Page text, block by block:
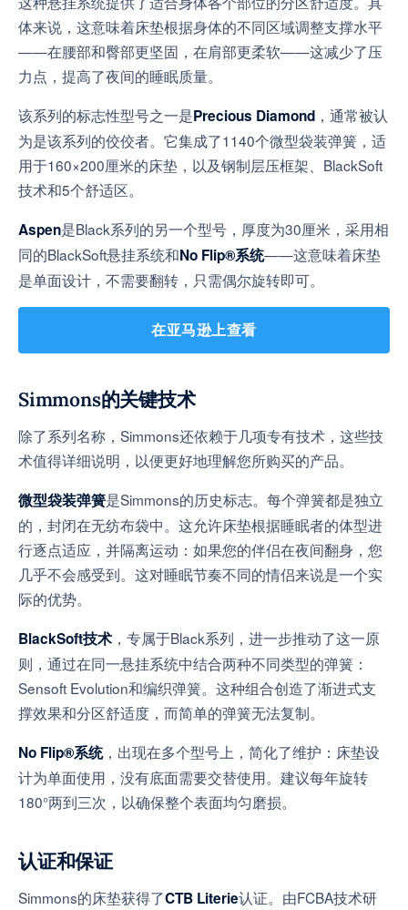
体来说，这意味着床垫根据身体的不同区域调整支撑水平
——在腰部和臀部更坚固，在肩部更柔软——这减少了压
力点，提高了夜间的睡眠质量。
该系列的标志性型号之一是Precious Diamond ，通常被认
为是该系列的佼佼者。它集成了1140个微型袋装弹簧，适
用于160×200厘米的床垫，以及钢制层压框架、BlackSoft
技术和5个舒适区。
Aspen是Black系列的另一个型号，厚度为30厘米，采用相
同的BlackSoft悬挂系统和No Flip®系统——这意味着床垫
是单面设计，不需要翻转，只需偶尔旋转即可。
在亚马逊上查看
Simmons的关键技术
除了系列名称，Simmons还依赖于几项专有技术，这些技
术值得详细说明，以便更好地理解您所购买的产品。
微型袋装弹簧是Simmons的历史标志。每个弹簧都是独立
的，封闭在无纺布袋中。这允许床垫根据睡眠者的体型进
行逐点适应，并隔离运动：如果您的伴侣在夜间翻身，您
几乎不会感受到。这对睡眠节奏不同的情侣来说是一个实
际的优势。
BlackSoft技术 ，专属于Black系列，进一步推动了这一原
则，通过在同一悬挂系统中结合两种不同类型的弹簧：
Sensoft Evolution和编织弹簧。这种组合创造了渐进式支
撑效果和分区舒适度，而简单的弹簧无法复制。
No Flip®系统，出现在多个型号上，简化了维护：床垫设
计为单面使用，没有底面需要交替使用。建议每年旋转
180°两到三次，以确保整个表面均匀磨损。
认证和保证
Simmons的床垫获得了CTB Literie认证。由FCBA技术研